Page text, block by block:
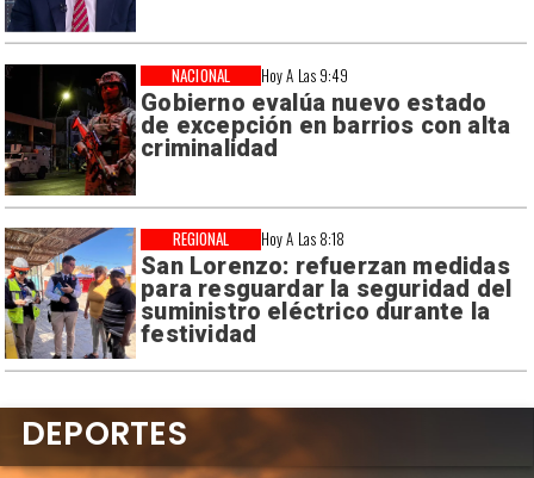
Hoy A Las 9:49
Gobierno evalúa nuevo estado
de excepción en barrios con alta
criminalidad
NACIONAL
Hoy A Las 8:18
San Lorenzo: refuerzan medidas
para resguardar la seguridad del
suministro eléctrico durante la
festividad
REGIONAL
DEPORTES